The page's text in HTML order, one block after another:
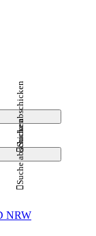
Suche abschicken
Suche abschicken
NRW